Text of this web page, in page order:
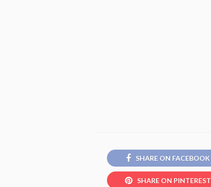
SHARE ON FACEBOOK
SHARE ON PINTEREST